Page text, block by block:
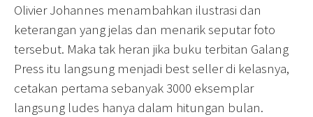
Olivier Johannes menambahkan ilustrasi dan
keterangan yang jelas dan menarik seputar foto
tersebut. Maka tak heran jika buku terbitan Galang
Press itu langsung menjadi best seller di kelasnya,
cetakan pertama sebanyak 3000 eksemplar
langsung ludes hanya dalam hitungan bulan.